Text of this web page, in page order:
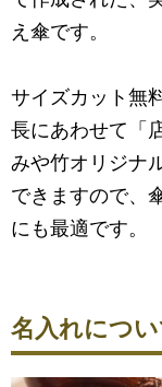
え傘です。
サイズカット無
長にあわせて「
みや竹オリジナ
できますので、
にも最適です。
名入れにつ